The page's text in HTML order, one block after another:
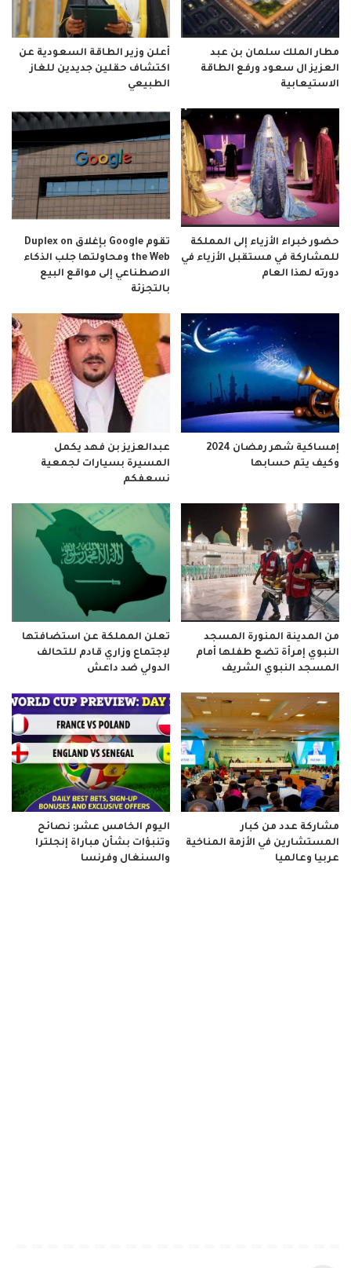
مطار الملك سلمان بن عبد
العزيز ال سعود ورفع الطاقة
الاستيعابية
أعلن وزير الطاقة السعودية عن
اكتشاف حقلين جديدين للغاز
الطبيعي
حضور خبراء الأزياء إلى المملكة
للمشاركة في مستقبل الأزياء في
دورته لهذا العام
تقوم Google بإغلاق Duplex on
the Web ومحاولتها جلب الذكاء
الاصطناعي إلى مواقع البيع
بالتجزئة
إمساكية شهر رمضان 2024
وكيف يتم حسابها
عبدالعزيز بن فهد يكمل
المسيرة بسيارات لجمعية
نسعفكم
من المدينة المنورة المسجد
النبوي إمرأة تضع طفلها أمام
المسجد النبوي الشريف
تعلن المملكة عن استضافتها
لإجتماع وزاري قادم للتحالف
الدولي ضد داعش
مشاركة عدد من كبار
المستشارين في الأزمة المناخية
عربيا وعالميا
اليوم الخامس عشر: نصائح
وتنبؤات بشأن مباراة إنجلترا
والسنغال وفرنسا